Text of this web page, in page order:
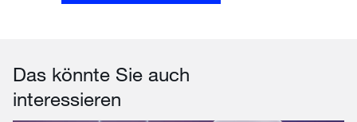
Das könnte Sie auch
interessieren